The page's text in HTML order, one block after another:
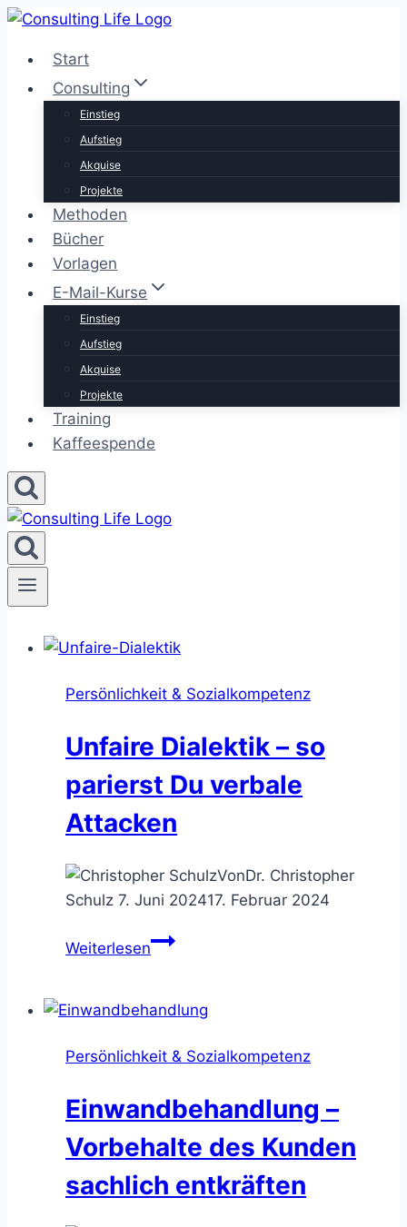
Zum
springenStart
Consulting
Einstieg
Aufstieg
Akquise
Projekte
Methoden
Bücher
Vorlagen
E-Mail-Kurse
Einstieg
Aufstieg
Akquise
Projekte
Training
Kaffeespende
Persönlichkeit & Sozialkompetenz
Unfaire Dialektik – so
parierst Du verbale
Attacken
VonDr. Christopher
Schulz 7. Juni 202417. Februar 2024
WeiterlesenUnfaire
so
Du
Attacken
Persönlichkeit & Sozialkompetenz
Einwandbehandlung –
Vorbehalte des Kunden
sachlich entkräften